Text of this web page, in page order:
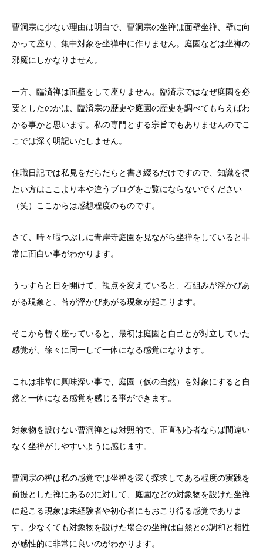
曹洞宗に少ない理由は明白で、曹洞宗の坐禅は面壁坐禅、壁に向
かって座り、集中対象を坐禅中に作りません。庭園などは坐禅の
邪魔にしかなりません。
一方、臨済禅は面壁をして座りません。臨済宗ではなぜ庭園を必
要としたのかは、臨済宗の歴史や庭園の歴史を調べてもらえばわ
かる事かと思います。私の専門とする宗旨でもありませんのでこ
こでは深く明記いたしません。
住職日記では私見をだらだらと書き綴るだけですので、知識を得
たい方はここより本や違うブログをご覧にならないでください
（笑）ここからは感想程度のものです。
さて、時々暇つぶしに青岸寺庭園を見ながら坐禅をしていると非
常に面白い事がわかります。
うっすらと目を開けて、視点を変えていると、石組みが浮かびあ
がる現象と、苔が浮かびあがる現象が起こります。
そこから暫く座っていると、最初は庭園と自己とが対立していた
感覚が、徐々に同一して一体になる感覚になります。
これは非常に興味深い事で、庭園（仮の自然）を対象にすると自
然と一体になる感覚を感じる事ができます。
対象物を設けない曹洞禅とは対照的で、正直初心者ならば間違い
なく坐禅がしやすいように感じます。
曹洞宗の禅は私の感覚では坐禅を深く探求してある程度の実践を
前提とした禅にあるのに対して、庭園などの対象物を設けた坐禅
に起こる現象は未経験者や初心者にもおこり得る感覚でありま
す。少なくても対象物を設けた場合の坐禅は自然との調和と相性
が感性的に非常に良いのがわかります。